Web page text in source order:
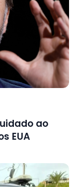
ao
EUA